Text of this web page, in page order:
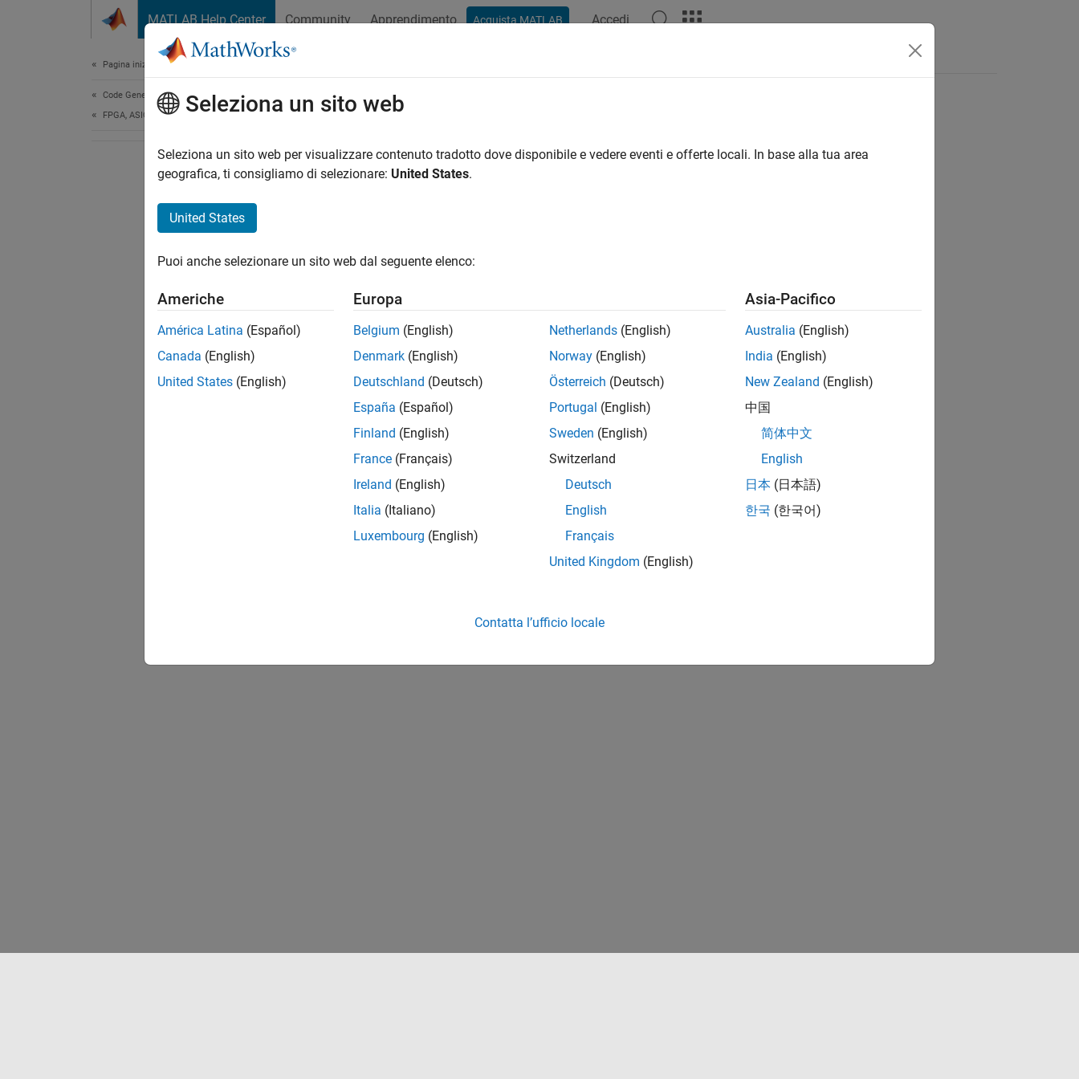
MATLAB Help Center Community Apprendimento Acquista MATLAB Accedi
Pagina iniziale della documentazione
Code Generation
FPGA, ASIC, and SoC DevelopmentSeleziona un sito web
Seleziona un sito web per visualizzare contenuto tradotto dove disponibile e vedere eventi e offerte locali. In base alla tua area
geografica, ti consigliamo di selezionare: United States.
United States
Puoi anche selezionare un sito web dal seguente elenco:
Americhe
América Latina (Español)
Canada (English)
United States (English)
Europa
Belgium (English)
Denmark (English)
Deutschland (Deutsch)
España (Español)
Finland (English)
France (Français)
Ireland (English)
Italia (Italiano)
Luxembourg (English)
Netherlands (English)
Norway (English)
Österreich (Deutsch)
Portugal (English)
Sweden (English)
Switzerland
Deutsch
English
Français
United Kingdom (English)
Asia-Pacifico
Australia (English)
India (English)
New Zealand (English)
中国
简体中文
English
日本 (日本語)
한국 (한국어)
Contatta l’ufficio locale